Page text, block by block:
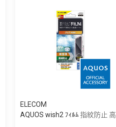
ELECOM
AQUOS wish2 ﾌｨﾙﾑ 指紋防止 高